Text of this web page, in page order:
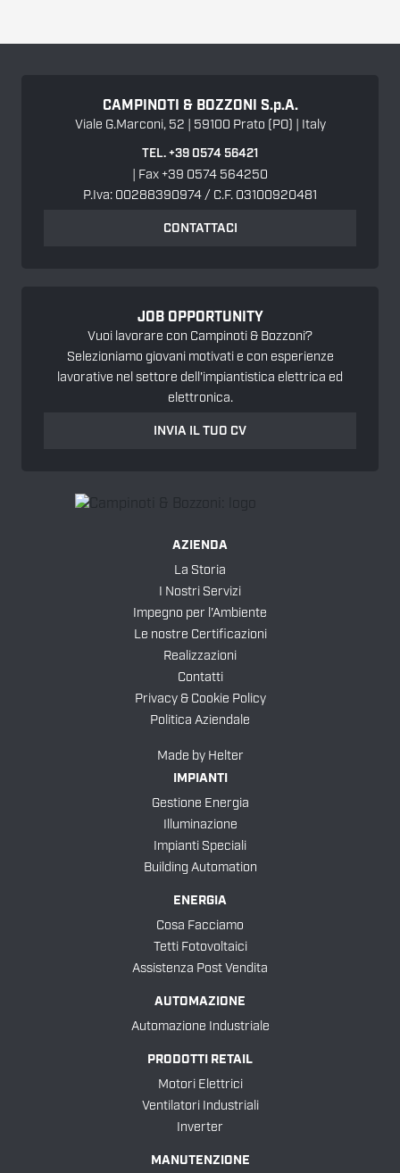
CAMPINOTI & BOZZONI S.p.A.
Viale G.Marconi, 52 | 59100 Prato (PO) | Italy
TEL. +39 0574 56421
| Fax +39 0574 564250
P.Iva: 00288390974 / C.F. 03100920481
CONTATTACI
JOB OPPORTUNITY
Vuoi lavorare con Campinoti & Bozzoni?
Selezioniamo giovani motivati e con esperienze
lavorative nel settore dell'impiantistica elettrica ed
elettronica.
INVIA IL TUO CV
AZIENDA
La Storia
I Nostri Servizi
Impegno per l'Ambiente
Le nostre Certificazioni
Realizzazioni
Contatti
Privacy & Cookie Policy
Politica Aziendale
Made by Helter
IMPIANTI
Gestione Energia
Illuminazione
Impianti Speciali
Building Automation
ENERGIA
Cosa Facciamo
Tetti Fotovoltaici
Assistenza Post Vendita
AUTOMAZIONE
Automazione Industriale
PRODOTTI RETAIL
Motori Elettrici
Ventilatori Industriali
Inverter
MANUTENZIONE